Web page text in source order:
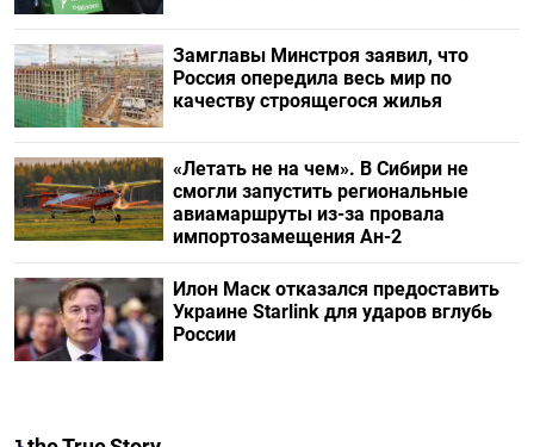
Замглавы Минстроя заявил, что
Россия опередила весь мир по
качеству строящегося жилья
«Летать не на чем». В Сибири не
смогли запустить региональные
авиамаршруты из-за провала
импортозамещения Ан-2
Илон Маск отказался предоставить
Украине Starlink для ударов вглубь
России